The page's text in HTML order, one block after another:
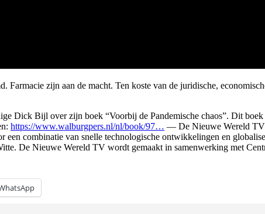
Farmacie zijn aan de macht. Ten koste van de juridische,
Dick Bijl over zijn boek “Voorbij de Pandemische chaos”. Dit
https://www.walburgpers.nl/nl/book/97… — De Nieuwe Wereld TV
een combinatie van snelle technologische ontwikkelingen en
De Nieuwe Wereld TV wordt gemaakt in samenwerking met